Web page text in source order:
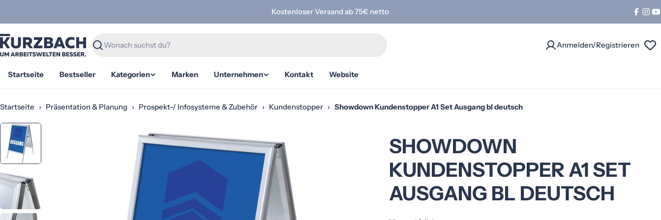
Kostenloser Versand ab 75€ netto
Suchen
Anmelden/Registrieren
Startseite Bestseller Kategorien Marken Unternehmen Kontakt Website
Startseite › Präsentation & Planung › Prospekt-/ Infosysteme & Zubehör › Kundenstopper › Showdown Kundenstopper A1 Set Ausgang bl deutsch
SHOWDOWN
KUNDENSTOPPER A1 SET
AUSGANG BL DEUTSCH